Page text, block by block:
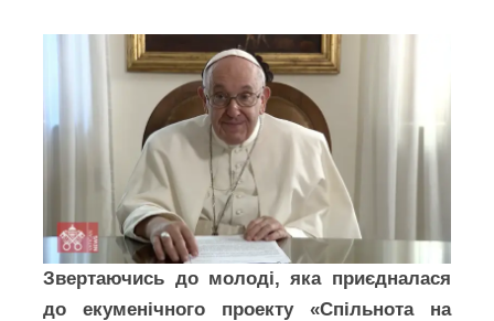
Звертаючись до молоді, яка приєдналася
до екуменічного проекту «Спільнота на